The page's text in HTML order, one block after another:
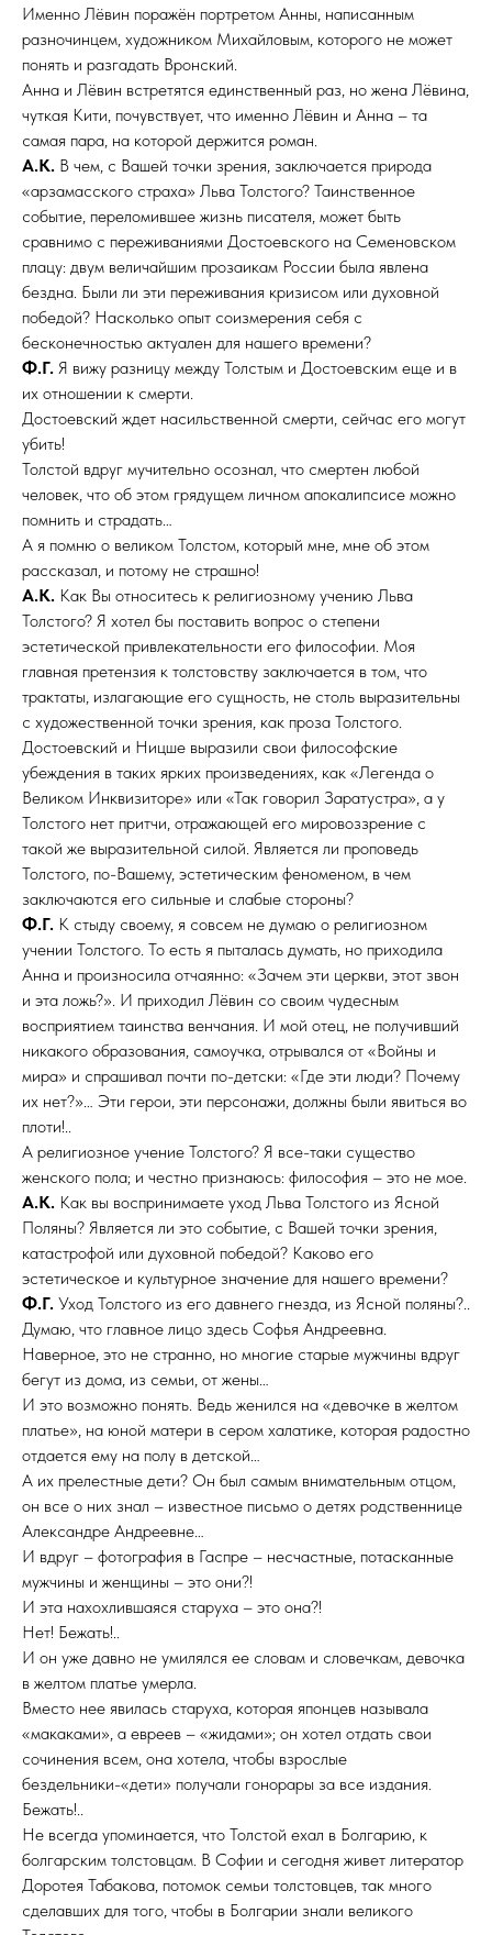
Именно Лёвин поражён портретом Анны, написанным
разночинцем, художником Михайловым, которого не может
понять и разгадать Вронский.
Анна и Лёвин встретятся единственный раз, но жена Лёвина,
чуткая Кити, почувствует, что именно Лёвин и Анна – та
самая пара, на которой держится роман.
А.К. В чем, с Вашей точки зрения, заключается природа
«арзамасского страха» Льва Толстого? Таинственное
событие, переломившее жизнь писателя, может быть
сравнимо с переживаниями Достоевского на Семеновском
плацу: двум величайшим прозаикам России была явлена
бездна. Были ли эти переживания кризисом или духовной
победой? Насколько опыт соизмерения себя с
бесконечностью актуален для нашего времени?
Ф.Г. Я вижу разницу между Толстым и Достоевским еще и в
их отношении к смерти.
Достоевский ждет насильственной смерти, сейчас его могут
убить!
Толстой вдруг мучительно осознал, что смертен любой
человек, что об этом грядущем личном апокалипсисе можно
помнить и страдать…
А я помню о великом Толстом, который мне, мне об этом
рассказал, и потому не страшно!
А.К. Как Вы относитесь к религиозному учению Льва
Толстого? Я хотел бы поставить вопрос о степени
эстетической привлекательности его философии. Моя
главная претензия к толстовству заключается в том, что
трактаты, излагающие его сущность, не столь выразительны
с художественной точки зрения, как проза Толстого.
Достоевский и Ницше выразили свои философские
убеждения в таких ярких произведениях, как «Легенда о
Великом Инквизиторе» или «Так говорил Заратустра», а у
Толстого нет притчи, отражающей его мировоззрение с
такой же выразительной силой. Является ли проповедь
Толстого, по-Вашему, эстетическим феноменом, в чем
заключаются его сильные и слабые стороны?
Ф.Г. К стыду своему, я совсем не думаю о религиозном
учении Толстого. То есть я пыталась думать, но приходила
Анна и произносила отчаянно: «Зачем эти церкви, этот звон
и эта ложь?». И приходил Лёвин со своим чудесным
восприятием таинства венчания. И мой отец, не получивший
никакого образования, самоучка, отрывался от «Войны и
мира» и спрашивал почти по-детски: «Где эти люди? Почему
их нет?»… Эти герои, эти персонажи, должны были явиться во
плоти!..
А религиозное учение Толстого? Я все-таки существо
женского пола; и честно признаюсь: философия – это не мое.
А.К. Как вы воспринимаете уход Льва Толстого из Ясной
Поляны? Является ли это событие, с Вашей точки зрения,
катастрофой или духовной победой? Каково его
эстетическое и культурное значение для нашего времени?
Ф.Г. Уход Толстого из его давнего гнезда, из Ясной поляны?..
Думаю, что главное лицо здесь Софья Андреевна.
Наверное, это не странно, но многие старые мужчины вдруг
бегут из дома, из семьи, от жены…
И это возможно понять. Ведь женился на «девочке в желтом
платье», на юной матери в сером халатике, которая радостно
отдается ему на полу в детской…
А их прелестные дети? Он был самым внимательным отцом,
он все о них знал – известное письмо о детях родственнице
Александре Андреевне…
И вдруг – фотография в Гаспре – несчастные, потасканные
мужчины и женщины – это они?!
И эта нахохлившаяся старуха – это она?!
Нет! Бежать!..
И он уже давно не умилялся ее словам и словечкам, девочка
в желтом платье умерла.
Вместо нее явилась старуха, которая японцев называла
«макаками», а евреев – «жидами»; он хотел отдать свои
сочинения всем, она хотела, чтобы взрослые
бездельники-«дети» получали гонорары за все издания.
Бежать!..
Не всегда упоминается, что Толстой ехал в Болгарию, к
болгарским толстовцам. В Софии и сегодня живет литератор
Доротея Табакова, потомок семьи толстовцев, так много
сделавших для того, чтобы в Болгарии знали великого